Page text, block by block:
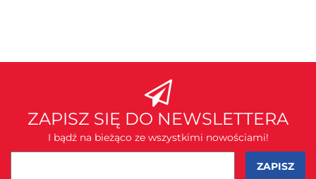
ZAPISZ SIĘ DO NEWSLETTERA
I bądź na bieżąco ze wszystkimi nowościami!